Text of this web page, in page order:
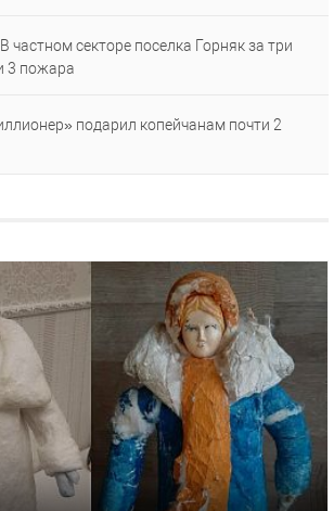
частном секторе поселка Горняк за три
3 пожара
подарил копейчанам почти 2